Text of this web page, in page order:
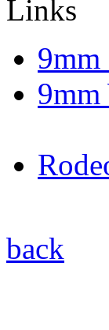
Links
9mm
back